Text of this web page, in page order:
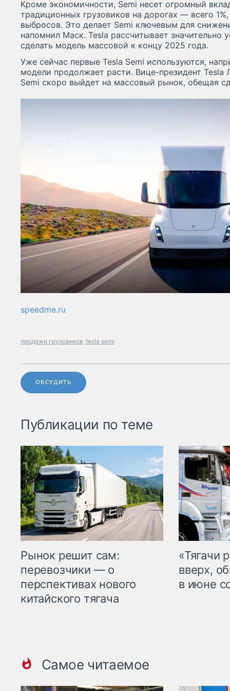
Кроме экономичности, Semi несет огромный
традиционных грузовиков на дорогах — всего
выбросов. Это делает Semi ключевым для
напомнил Маск. Tesla рассчитывает значительно
сделать модель массовой к концу 2025 года.
Уже сейчас первые Tesla Semi используются,
модели продолжает расти. Вице-президент Tesla
Semi скоро выйдет на массовый рынок, обещая
speedme.ru
продажи грузовиков tesla semi
ОБСУДИТЬ
Публикации по теме
Рынок решит сам:
перевозчики — о
перспективах нового
китайского тягача
«Тягачи
вверх,
в июне
Самое читаемое